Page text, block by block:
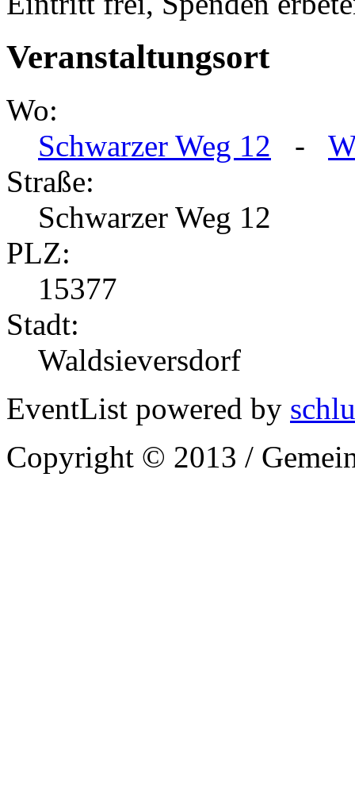
Veranstaltungsort
Wo:
Schwarzer Weg 12 -
Straße:
Schwarzer Weg 12
PLZ:
15377
Stadt:
Waldsieversdorf
EventList powered by
Copyright © 2013 /